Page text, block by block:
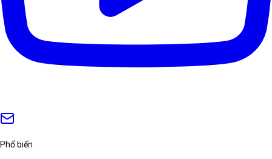
Phổ biến